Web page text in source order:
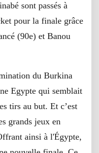
sont passés à
pour la finale grâce
(90e) et Banou
du Burkina
Egypte qui semblait
tirs au but. Et c’est
grands jeux en
ainsi à l'Égypte,